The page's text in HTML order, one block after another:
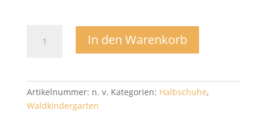
schmale
Koel
In den Warenkorb
Artikelnummer: n. v. Kategorien: Halbschuhe,
Waldkindergarten